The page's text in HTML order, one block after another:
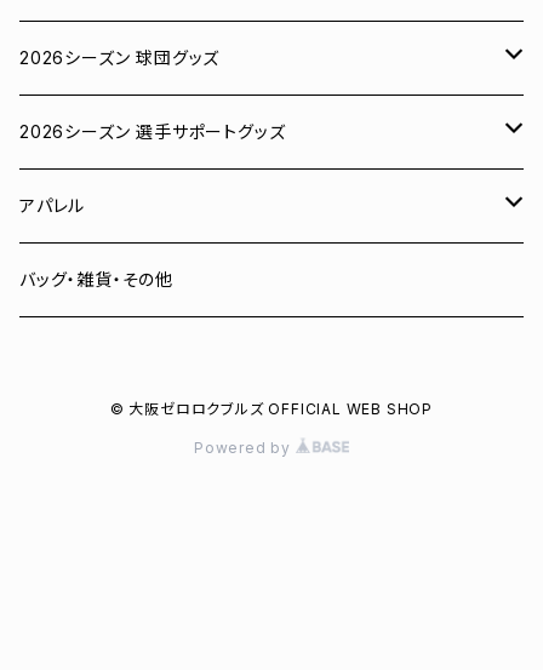
2026シーズン 球団グッズ
ユニフォーム
Tシャツ
スウェット
2026シーズン 選手サポートグッズ
# 00 蓮
# 0 岡田竜汰
アパレル
スウェット・パーカー
バッグ・雑貨・その他
© 大阪ゼロロクブルズ OFFICIAL WEB SHOP
Powered by